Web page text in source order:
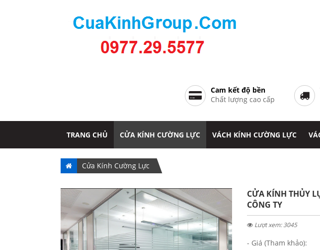
Cam kết độ bền
Chất lượng cao cấp
TRANG CHỦ CỬA KÍNH CƯỜNG LỰC VÁCH KÍNH CƯỜNG LỰC
Cửa Kính Cường Lực
CỬA KÍNH THỦY
CÔNG TY
Lượt xem: 3045
- Giá (Tham khảo):